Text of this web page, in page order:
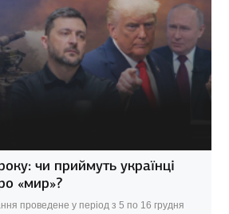
чи приймуть українці
«мир»?
проведене у період з 5 по 16 грудня